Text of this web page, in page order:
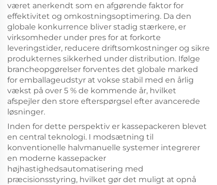
været anerkendt som en afgørende faktor for
effektivitet og omkostningsoptimering. Da den
globale konkurrence bliver stadig stærkere, er
virksomheder under pres for at forkorte
leveringstider, reducere driftsomkostninger og sikre
produkternes sikkerhed under distribution. Ifølge
brancheopgørelser forventes det globale marked
for emballageudstyr at vokse stabil med en årlig
vækst på over 5 % de kommende år, hvilket
afspejler den store efterspørgsel efter avancerede
løsninger.
Inden for dette perspektiv er kassepackeren blevet
en central teknologi. I modsætning til
konventionelle halvmanuelle systemer integrerer
en moderne kassepacker
højhastighedsautomatisering med
præcisionsstyring, hvilket gør det muligt at opnå